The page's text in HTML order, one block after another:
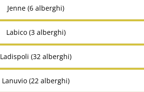
Jenne (6 alberghi)
Labico (3 alberghi)
Ladispoli (32 alberghi)
Lanuvio (22 alberghi)